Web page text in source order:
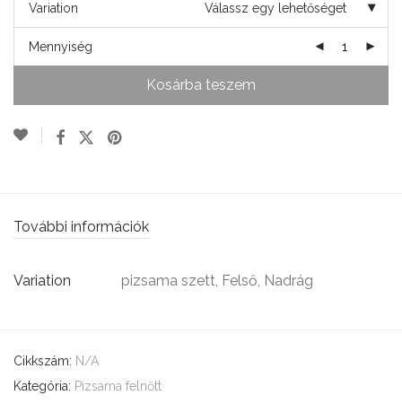
Variation Válassz egy lehetőséget
Mennyiség
Kosárba teszem
További információk
Variation pizsama szett, Felső, Nadrág
Cikkszám: N/A
Kategória: Pizsama felnőtt